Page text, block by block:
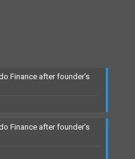
Finance after founder’s
Finance after founder’s